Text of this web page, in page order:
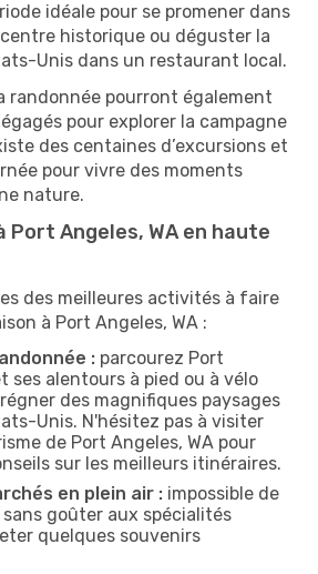
idéale pour se promener dans
historique ou déguster la
Unis dans un restaurant local.
randonnée pourront également
pour explorer la campagne
des centaines d’excursions et
pour vivre des moments
nature.
Port Angeles, WA en haute
des meilleures activités à faire
à Port Angeles, WA :
: parcourez Port
ses alentours à pied ou à vélo
des magnifiques paysages
Unis. N'hésitez pas à visiter
de Port Angeles, WA pour
sur les meilleurs itinéraires.
en plein air : impossible de
goûter aux spécialités
quelques souvenirs